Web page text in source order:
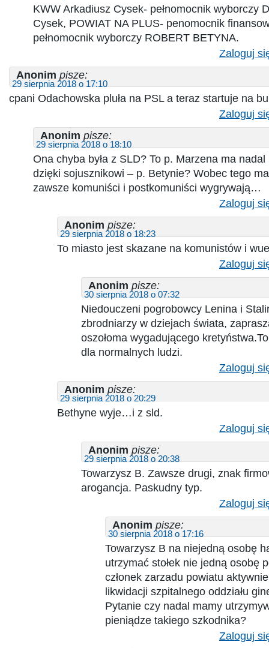
KWW Arkadiusz Cysek- pełnomocnik wyborczy
Cysek, POWIAT NA PLUS- penomocnik
pełnomocnik wyborczy ROBERT BETYNA.
Zaloguj
Anonim pisze:
29 sierpnia 2018 o 17:10
cpani Odachowska pluła na PSL a teraz startuje na
Zaloguj
Anonim pisze:
29 sierpnia 2018 o 18:10
Ona chyba była z SLD? To p. Marzena ma
dzięki sojusznikowi – p. Betynie? Wobec tego
zawsze komuniści i postkomuniści wygrywają…
Zaloguj
Anonim pisze:
29 sierpnia 2018 o 18:23
To miasto jest skazane na komunistów i
Zaloguj
Anonim pisze:
30 sierpnia 2018 o 07:32
Niedouczeni pogrobowcy Lenina i
zbrodniarzy w dziejach świata,
oszołoma wygadującego
dla normalnych ludzi.
Zaloguj
Anonim pisze:
29 sierpnia 2018 o 20:29
Bethyne wyje…i z sld.
Zaloguj
Anonim pisze:
29 sierpnia 2018 o 20:38
Towarzysz B. Zawsze drugi, znak
arogancja. Paskudny typ.
Zaloguj
Anonim pisze:
30 sierpnia 2018 o 17:16
Towarzysz B na niejedną osobę
utrzymać stołek nie jedną osobę
członek zarzadu powiatu
likwidacji szpitalnego oddziału
Pytanie czy nadal mamy
pieniądze takiego szkodnika?
Zaloguj